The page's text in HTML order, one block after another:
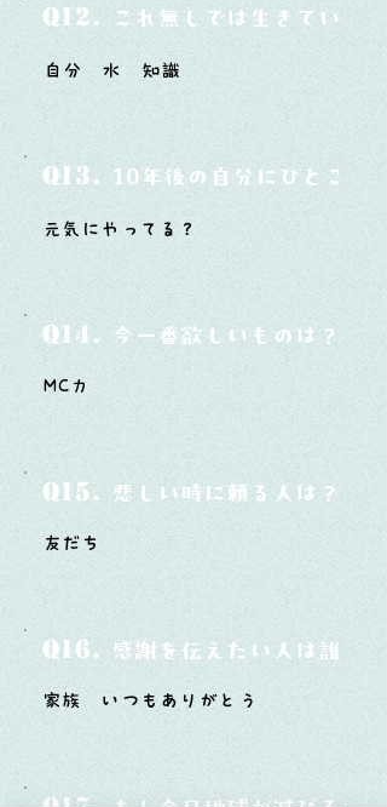
Q12. これ無しでは生きていけ
自分 水 知識
Q13. 10年後の自分にひとこと
元気にやってる？
Q14. 今一番欲しいものは？
MC力
Q15. 悲しい時に頼る人は？
友だち
Q16. 感謝を伝えたい人は誰？
家族 いつもありがとう